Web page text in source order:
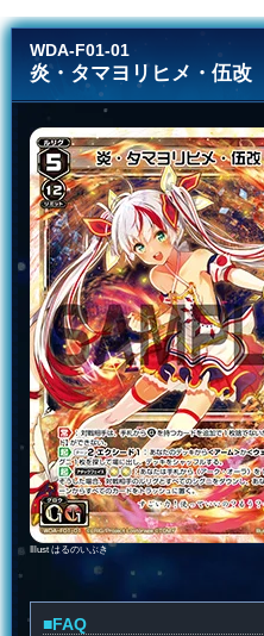
WDA-F01-01
炎・タマヨリヒメ・伍改
Illust はるのいぶき
■FAQ